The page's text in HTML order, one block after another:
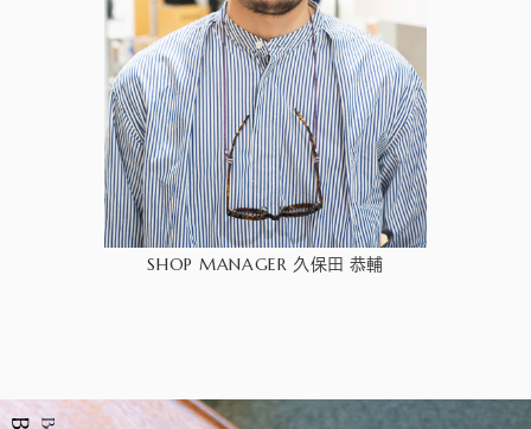
SHOP MANAGER 久保田 恭輔